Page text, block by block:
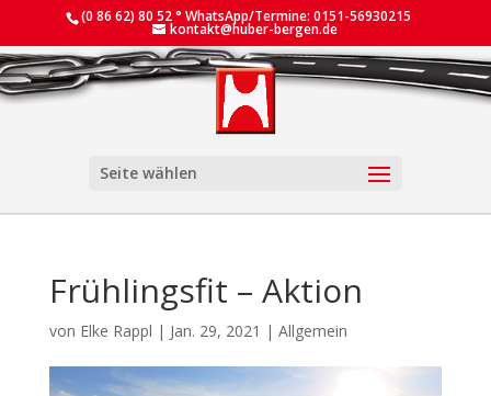
(0 86 62) 80 52 ° WhatsApp/Termine: 0151-56930215
kontakt@huber-bergen.de
Seite wählen
Frühlingsfit – Aktion
von Elke Rappl | Jan. 29, 2021 | Allgemein